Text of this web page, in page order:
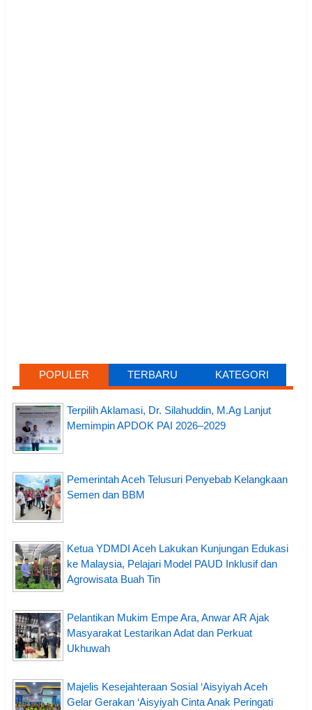
POPULER TERBARU KATEGORI
Terpilih Aklamasi, Dr. Silahuddin, M.Ag Lanjut
Memimpin APDOK PAI 2026–2029
Pemerintah Aceh Telusuri Penyebab Kelangkaan
Semen dan BBM
Ketua YDMDI Aceh Lakukan Kunjungan Edukasi
ke Malaysia, Pelajari Model PAUD Inklusif dan
Agrowisata Buah Tin
Pelantikan Mukim Empe Ara, Anwar AR Ajak
Masyarakat Lestarikan Adat dan Perkuat
Ukhuwah
Majelis Kesejahteraan Sosial ‘Aisyiyah Aceh
Gelar Gerakan ‘Aisyiyah Cinta Anak Peringati